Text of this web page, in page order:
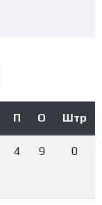
П О Штр
4 9 0